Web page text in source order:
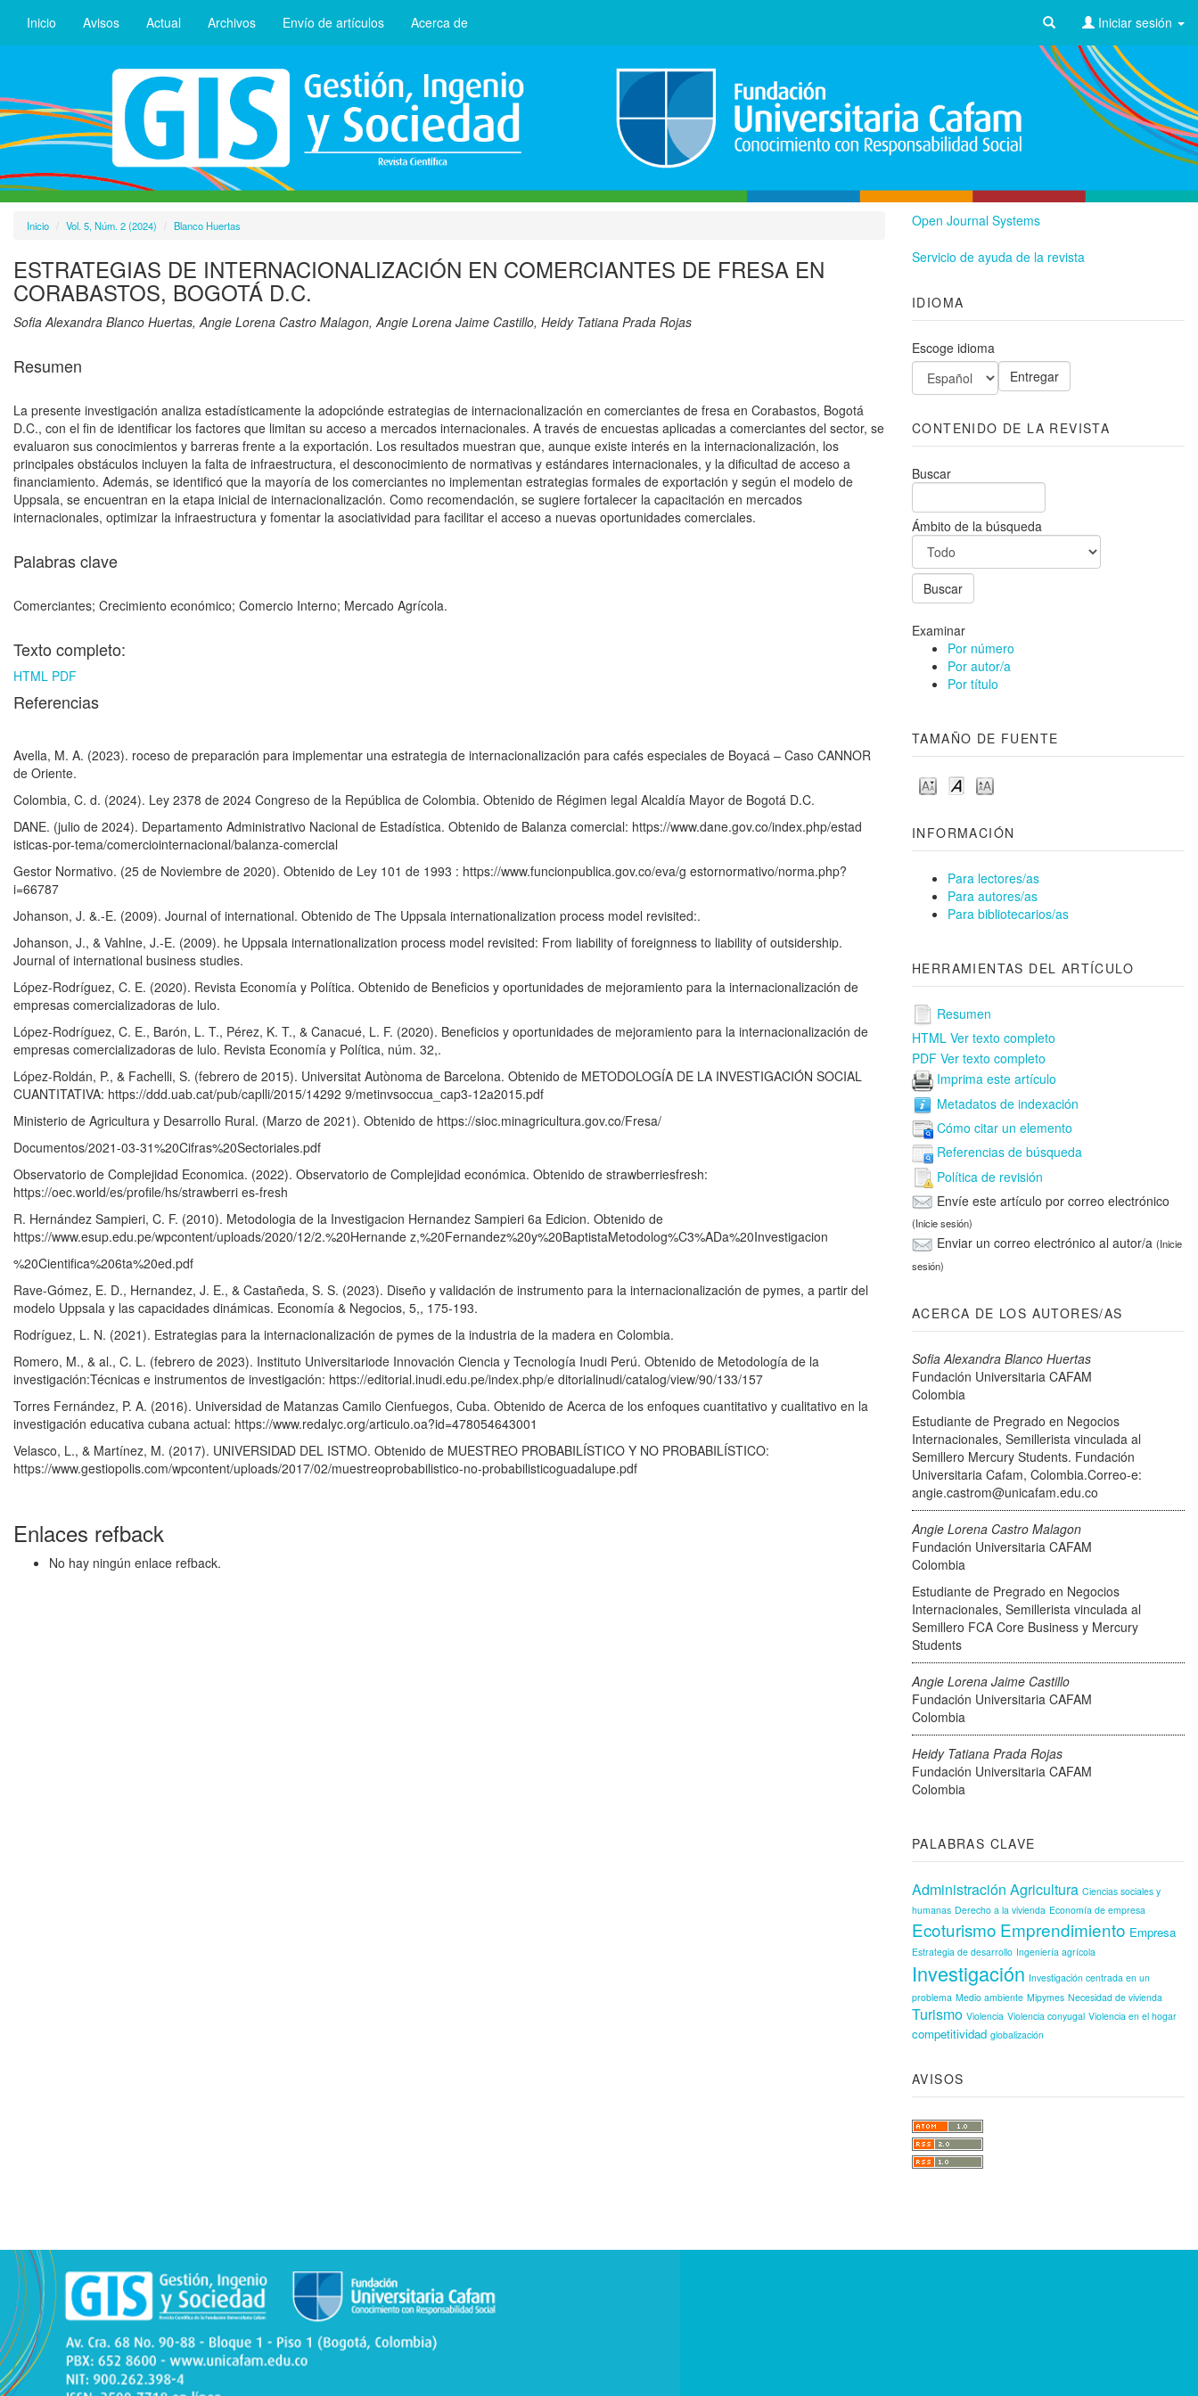
Inicio Avisos Actual Archivos Envío de artículos Acerca de Iniciar sesión
Inicio Vol. 5, Núm. 2 (2024) Blanco Huertas
ESTRATEGIAS DE INTERNACIONALIZACIÓN EN COMERCIANTES DE FRESA EN
CORABASTOS, BOGOTÁ D.C.
Sofia Alexandra Blanco Huertas, Angie Lorena Castro Malagon, Angie Lorena Jaime Castillo, Heidy Tatiana Prada Rojas
Resumen
La presente investigación analiza estadísticamente la adopciónde estrategias de internacionalización en comerciantes de fresa en Corabastos, Bogotá
D.C., con el fin de identificar los factores que limitan su acceso a mercados internacionales. A través de encuestas aplicadas a comerciantes del sector, se
evaluaron sus conocimientos y barreras frente a la exportación. Los resultados muestran que, aunque existe interés en la internacionalización, los
principales obstáculos incluyen la falta de infraestructura, el desconocimiento de normativas y estándares internacionales, y la dificultad de acceso a
financiamiento. Además, se identificó que la mayoría de los comerciantes no implementan estrategias formales de exportación y según el modelo de
Uppsala, se encuentran en la etapa inicial de internacionalización. Como recomendación, se sugiere fortalecer la capacitación en mercados
internacionales, optimizar la infraestructura y fomentar la asociatividad para facilitar el acceso a nuevas oportunidades comerciales.
Palabras clave
Comerciantes; Crecimiento económico; Comercio Interno; Mercado Agrícola.
Texto completo:
HTML PDF
Referencias
Avella, M. A. (2023). roceso de preparación para implementar una estrategia de internacionalización para cafés especiales de Boyacá – Caso CANNOR
de Oriente.
Colombia, C. d. (2024). Ley 2378 de 2024 Congreso de la República de Colombia. Obtenido de Régimen legal Alcaldía Mayor de Bogotá D.C.
DANE. (julio de 2024). Departamento Administrativo Nacional de Estadística. Obtenido de Balanza comercial: https://www.dane.gov.co/index.php/estad
isticas-por-tema/comerciointernacional/balanza-comercial
Gestor Normativo. (25 de Noviembre de 2020). Obtenido de Ley 101 de 1993 : https://www.funcionpublica.gov.co/eva/g estornormativo/norma.php?
i=66787
Johanson, J. &.-E. (2009). Journal of international. Obtenido de The Uppsala internationalization process model revisited:.
Johanson, J., & Vahlne, J.-E. (2009). he Uppsala internationalization process model revisited: From liability of foreignness to liability of outsidership.
Journal of international business studies.
López-Rodríguez, C. E. (2020). Revista Economía y Política. Obtenido de Beneficios y oportunidades de mejoramiento para la internacionalización de
empresas comercializadoras de lulo.
López-Rodríguez, C. E., Barón, L. T., Pérez, K. T., & Canacué, L. F. (2020). Beneficios y oportunidades de mejoramiento para la internacionalización de
empresas comercializadoras de lulo. Revista Economía y Política, núm. 32,.
López-Roldán, P., & Fachelli, S. (febrero de 2015). Universitat Autònoma de Barcelona. Obtenido de METODOLOGÍA DE LA INVESTIGACIÓN SOCIAL
CUANTITATIVA: https://ddd.uab.cat/pub/caplli/2015/14292 9/metinvsoccua_cap3-12a2015.pdf
Ministerio de Agricultura y Desarrollo Rural. (Marzo de 2021). Obtenido de https://sioc.minagricultura.gov.co/Fresa/
Documentos/2021-03-31%20Cifras%20Sectoriales.pdf
Observatorio de Complejidad Economica. (2022). Observatorio de Complejidad económica. Obtenido de strawberriesfresh:
https://oec.world/es/profile/hs/strawberri es-fresh
R. Hernández Sampieri, C. F. (2010). Metodologia de la Investigacion Hernandez Sampieri 6a Edicion. Obtenido de
https://www.esup.edu.pe/wpcontent/uploads/2020/12/2.%20Hernande z,%20Fernandez%20y%20BaptistaMetodolog%C3%ADa%20Investigacion
%20Cientifica%206ta%20ed.pdf
Rave-Gómez, E. D., Hernandez, J. E., & Castañeda, S. S. (2023). Diseño y validación de instrumento para la internacionalización de pymes, a partir del
modelo Uppsala y las capacidades dinámicas. Economía & Negocios, 5,, 175-193.
Rodríguez, L. N. (2021). Estrategias para la internacionalización de pymes de la industria de la madera en Colombia.
Romero, M., & al., C. L. (febrero de 2023). Instituto Universitariode Innovación Ciencia y Tecnología Inudi Perú. Obtenido de Metodología de la
investigación:Técnicas e instrumentos de investigación: https://editorial.inudi.edu.pe/index.php/e ditorialinudi/catalog/view/90/133/157
Torres Fernández, P. A. (2016). Universidad de Matanzas Camilo Cienfuegos, Cuba. Obtenido de Acerca de los enfoques cuantitativo y cualitativo en la
investigación educativa cubana actual: https://www.redalyc.org/articulo.oa?id=478054643001
Velasco, L., & Martínez, M. (2017). UNIVERSIDAD DEL ISTMO. Obtenido de MUESTREO PROBABILÍSTICO Y NO PROBABILÍSTICO:
https://www.gestiopolis.com/wpcontent/uploads/2017/02/muestreoprobabilistico-no-probabilisticoguadalupe.pdf
Enlaces refback
No hay ningún enlace refback.
Open Journal Systems
Servicio de ayuda de la revista
IDIOMA
Escoge idioma
CONTENIDO DE LA REVISTA
Buscar
Ámbito de la búsqueda
Examinar
Por número
Por autor/a
Por título
TAMAÑO DE FUENTE
INFORMACIÓN
Para lectores/as
Para autores/as
Para bibliotecarios/as
HERRAMIENTAS DEL ARTÍCULO
Resumen
HTML Ver texto completo
PDF Ver texto completo
Imprima este artículo
Metadatos de indexación
Cómo citar un elemento
Referencias de búsqueda
Política de revisión
Envíe este artículo por correo electrónico
(Inicie sesión)
Enviar un correo electrónico al autor/a (Inicie
sesión)
ACERCA DE LOS AUTORES/AS
Sofia Alexandra Blanco Huertas
Fundación Universitaria CAFAM
Colombia
Estudiante de Pregrado en Negocios
Internacionales, Semillerista vinculada al
Semillero Mercury Students. Fundación
Universitaria Cafam, Colombia.Correo-e:
angie.castrom@unicafam.edu.co
Angie Lorena Castro Malagon
Fundación Universitaria CAFAM
Colombia
Estudiante de Pregrado en Negocios
Internacionales, Semillerista vinculada al
Semillero FCA Core Business y Mercury
Students
Angie Lorena Jaime Castillo
Fundación Universitaria CAFAM
Colombia
Heidy Tatiana Prada Rojas
Fundación Universitaria CAFAM
Colombia
PALABRAS CLAVE
Administración Agricultura Ciencias sociales y
humanas Derecho a la vivienda Economía de empresa
Ecoturismo Emprendimiento Empresa
Estrategia de desarrollo Ingeniería agrícola
Investigación Investigación centrada en un
problema Medio ambiente Mipymes Necesidad de vivienda
Turismo Violencia Violencia conyugal Violencia en el hogar
competitividad globalización
AVISOS